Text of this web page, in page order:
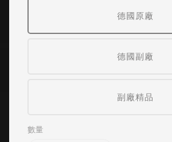
德國原廠
德國副廠
副廠精品
數量